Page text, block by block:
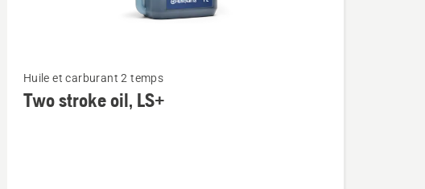
plusHuile et carburant 2 temps
Two stroke oil, LS+